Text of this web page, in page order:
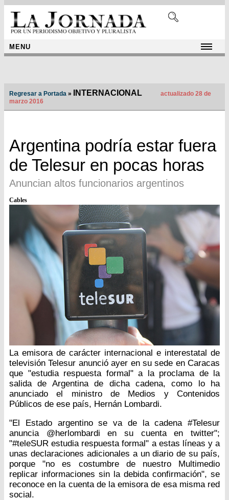
MENU
Regresar a Portada » INTERNACIONAL
actualizado 28 de
marzo 2016
Argentina podría estar fuera
de Telesur en pocas horas
Anuncian altos funcionarios argentinos
Cables
La emisora de carácter internacional e interestatal de
televisión Telesur anunció ayer en su sede en Caracas
que "estudia respuesta formal" a la proclama de la
salida de Argentina de dicha cadena, como lo ha
anunciado el ministro de Medios y Contenidos
Públicos de ese país, Hernán Lombardi.
"El Estado argentino se va de la cadena #Telesur
anuncia @herlombardi en su cuenta en twitter";
"#teleSUR estudia respuesta formal" a estas líneas y a
unas declaraciones adicionales a un diario de su país,
porque "no es costumbre de nuestro Multimedio
replicar informaciones sin la debida confirmación", se
reconoce en la cuenta de la emisora de esa misma red
social.